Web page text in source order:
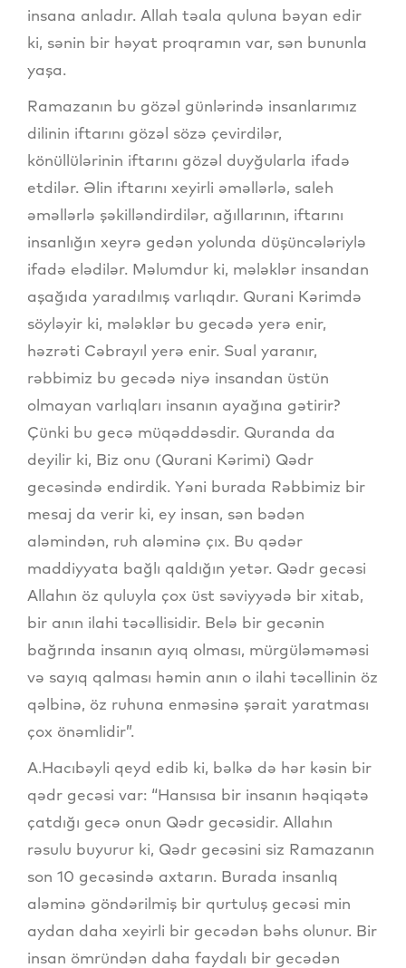
insana anladır. Allah təala quluna bəyan edir
ki, sənin bir həyat proqramın var, sən bununla
yaşa.
Ramazanın bu gözəl günlərində insanlarımız
dilinin iftarını gözəl sözə çevirdilər,
könüllülərinin iftarını gözəl duyğularla ifadə
etdilər. Əlin iftarını xeyirli əməllərlə, saleh
əməllərlə şəkilləndirdilər, ağıllarının, iftarını
insanlığın xeyrə gedən yolunda düşüncələriylə
ifadə elədilər. Məlumdur ki, mələklər insandan
aşağıda yaradılmış varlıqdır. Qurani Kərimdə
söyləyir ki, mələklər bu gecədə yerə enir,
həzrəti Cəbrayıl yerə enir. Sual yaranır,
rəbbimiz bu gecədə niyə insandan üstün
olmayan varlıqları insanın ayağına gətirir?
Çünki bu gecə müqəddəsdir. Quranda da
deyilir ki, Biz onu (Qurani Kərimi) Qədr
gecəsində endirdik. Yəni burada Rəbbimiz bir
mesaj da verir ki, ey insan, sən bədən
aləmindən, ruh aləminə çıx. Bu qədər
maddiyyata bağlı qaldığın yetər. Qədr gecəsi
Allahın öz quluyla çox üst səviyyədə bir xitab,
bir anın ilahi təcəllisidir. Belə bir gecənin
bağrında insanın ayıq olması, mürgüləməməsi
və sayıq qalması həmin anın o ilahi təcəllinin öz
qəlbinə, öz ruhuna enməsinə şərait yaratması
çox önəmlidir”.
A.Hacıbəyli qeyd edib ki, bəlkə də hər kəsin bir
qədr gecəsi var: “Hansısa bir insanın həqiqətə
çatdığı gecə onun Qədr gecəsidir. Allahın
rəsulu buyurur ki, Qədr gecəsini siz Ramazanın
son 10 gecəsində axtarın. Burada insanlıq
aləminə göndərilmiş bir qurtuluş gecəsi min
aydan daha xeyirli bir gecədən bəhs olunur. Bir
insan ömründən daha faydalı bir gecədən